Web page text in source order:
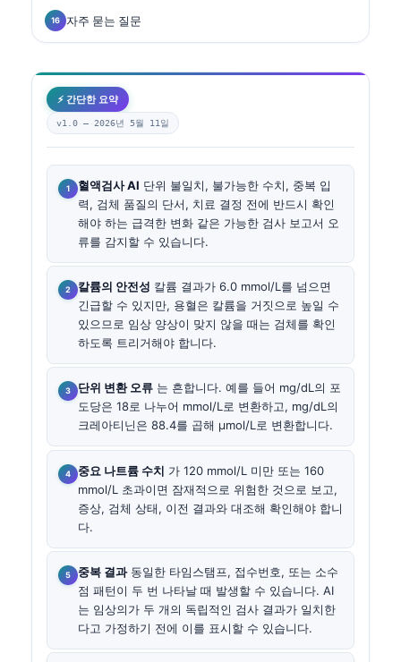
자주 묻는 질문
⚡ 간단한 요약
v1.0 — 2026년 5월 11일
혈액검사 AI 단위 불일치, 불가능한 수치, 중복 입
력, 검체 품질의 단서, 치료 결정 전에 반드시 확인
해야 하는 급격한 변화 같은 가능한 검사 보고서 오
류를 감지할 수 있습니다.
칼륨의 안전성 칼륨 결과가 6.0 mmol/L를 넘으면
긴급할 수 있지만, 용혈은 칼륨을 거짓으로 높일 수
있으므로 임상 양상이 맞지 않을 때는 검체를 확인
하도록 트리거해야 합니다.
단위 변환 오류 는 흔합니다. 예를 들어 mg/dL의 포
도당은 18로 나누어 mmol/L로 변환하고, mg/dL의
크레아티닌은 88.4를 곱해 µmol/L로 변환합니다.
중요 나트륨 수치 가 120 mmol/L 미만 또는 160
mmol/L 초과이면 잠재적으로 위험한 것으로 보고,
증상, 검체 상태, 이전 결과와 대조해 확인해야 합니
다.
중복 결과동일한 타임스탬프, 접수번호, 또는 소수
점 패턴이 두 번 나타날 때 발생할 수 있습니다. AI
는 임상의가 두 개의 독립적인 검사 결과가 일치한
다고 가정하기 전에 이를 표시할 수 있습니다.